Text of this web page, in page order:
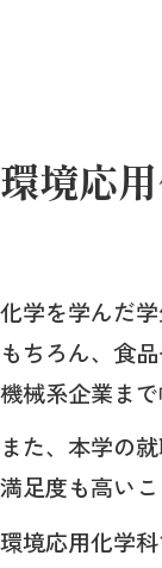
環境応
化学を学んだ
もちろん、食
機械系企業ま
また、本学の
満足度も高いこ
環境応用化学